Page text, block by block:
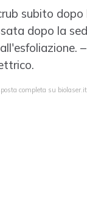
subito
dopo la
completa su biolaser.it